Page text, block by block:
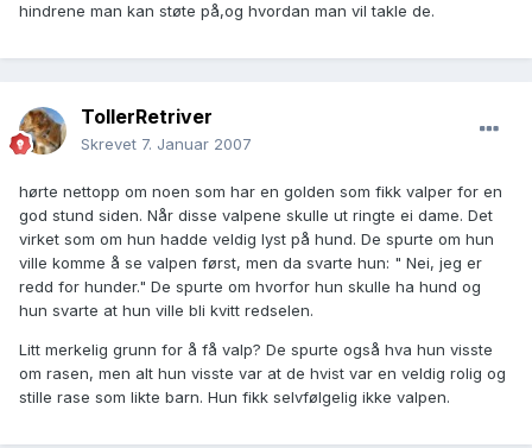
hindrene man kan støte på,og hvordan man vil takle de.
TollerRetriver
Skrevet 7. Januar 2007
hørte nettopp om noen som har en golden som fikk valper for en
god stund siden. Når disse valpene skulle ut ringte ei dame. Det
virket som om hun hadde veldig lyst på hund. De spurte om hun
ville komme å se valpen først, men da svarte hun: " Nei, jeg er
redd for hunder." De spurte om hvorfor hun skulle ha hund og
hun svarte at hun ville bli kvitt redselen.
Litt merkelig grunn for å få valp? De spurte også hva hun visste
om rasen, men alt hun visste var at de hvist var en veldig rolig og
stille rase som likte barn. Hun fikk selvfølgelig ikke valpen.